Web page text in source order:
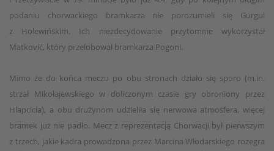
podaniu chorwackiego bramkarza nie porozumieli się Gurgul
z Holewińskim. Ich niezdecydowanie przytomnie wykorzystał
Matković, który przelobował bramkarza Pogoni.
Mimo że do końca meczu po obu stronach działo się sporo (m.in.
strzał Mikołajewskiego w doliczonym czasie gry obroniony przez
Hlapcicia), a obu drużynom udzieliła się nerwowa atmosfera, więcej
bramek już nie padło. Mecz z reprezentacją Chorwacji był pierwszym
z trzech, jakie kadra prowadzona przez Marcina Włodarskiego rozegra